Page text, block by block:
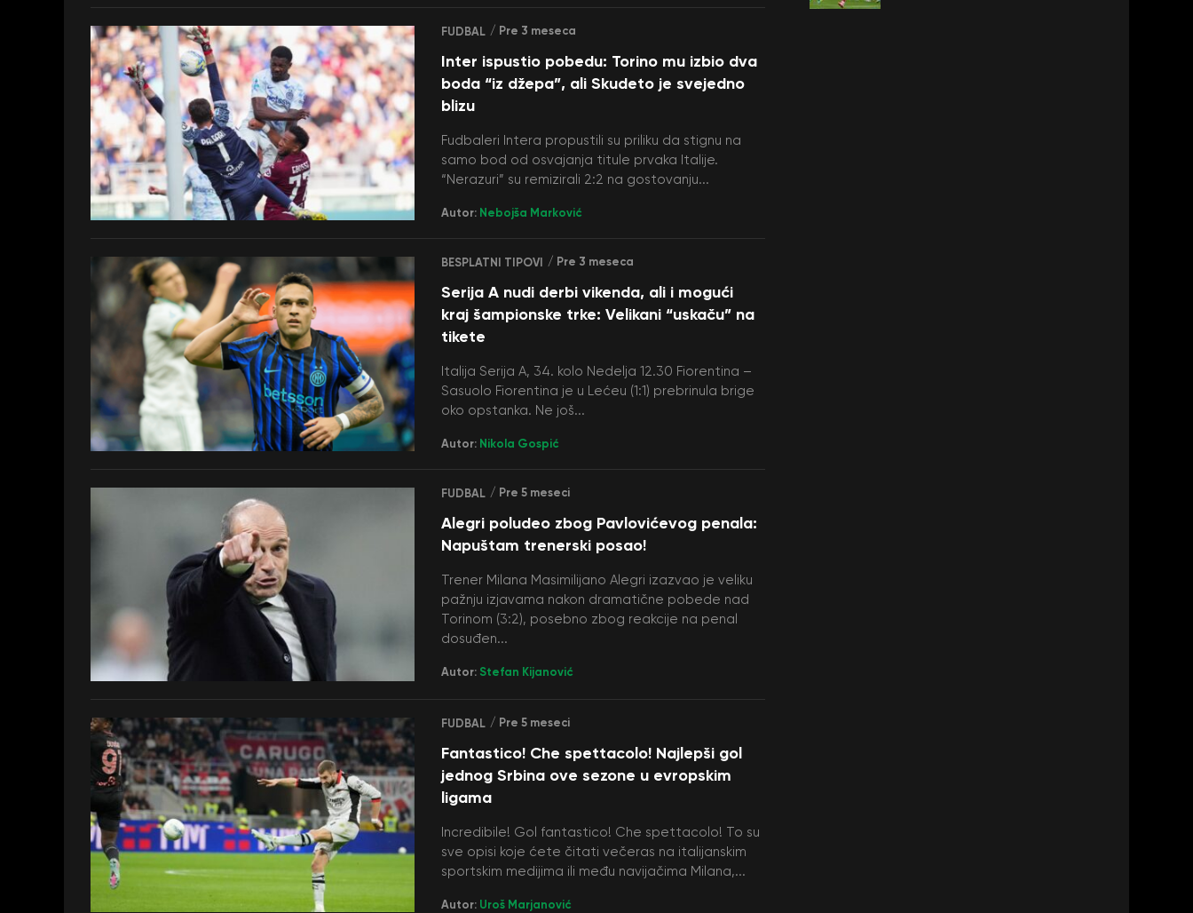
FUDBAL / Pre 3 meseca
Inter ispustio pobedu: Torino mu izbio dva
boda “iz džepa”, ali Skudeto je svejedno
blizu
Fudbaleri Intera propustili su priliku da stignu na
samo bod od osvajanja titule prvaka Italije.
“Nerazuri” su remizirali 2:2 na gostovanju...
Autor: Nebojša Marković
BESPLATNI TIPOVI / Pre 3 meseca
Serija A nudi derbi vikenda, ali i mogući
kraj šampionske trke: Velikani “uskaču” na
tikete
Italija Serija A, 34. kolo Nedelja 12.30 Fiorentina –
Sasuolo Fiorentina je u Lećeu (1:1) prebrinula brige
oko opstanka. Ne još...
Autor: Nikola Gospić
FUDBAL / Pre 5 meseci
Alegri poludeo zbog Pavlovićevog penala:
Napuštam trenerski posao!
Trener Milana Masimilijano Alegri izazvao je veliku
pažnju izjavama nakon dramatične pobede nad
Torinom (3:2), posebno zbog reakcije na penal
dosuđen...
Autor: Stefan Kijanović
FUDBAL / Pre 5 meseci
Fantastico! Che spettacolo! Najlepši gol
jednog Srbina ove sezone u evropskim
ligama
Incredibile! Gol fantastico! Che spettacolo! To su
sve opisi koje ćete čitati večeras na italijanskim
sportskim medijima ili među navijačima Milana,...
Autor: Uroš Marjanović